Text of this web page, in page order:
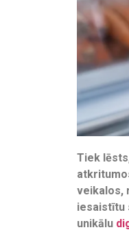
Tiek
veikalos,
iesaistītu
unikālu